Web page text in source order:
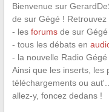
Bienvenue sur
de sur Gégé ! Retrouvez
- les forumsde sur Gégé
- tous les débats en
- la nouvelle Radio Gégé
Ainsi que les inserts, les
téléchargements ou
allez-y, foncez dedans !